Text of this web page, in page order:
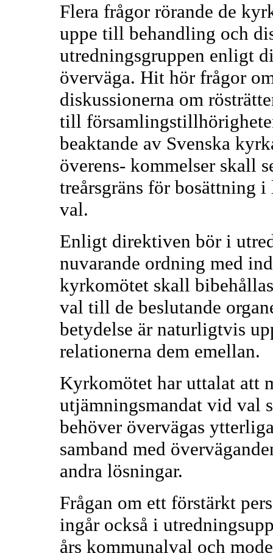
Flera frågor rörande de
uppe till behandling och
utredningsgruppen enligt
överväga. Hit hör frågor
diskussionerna om
till
beaktande av Svenska
överens- kommelser skall
treårsgräns för bosättning
val.
Enligt direktiven bör i
nuvarande ordning med
kyrkomötet skall
val till de beslutande
betydelse är naturligtvis
relationerna dem emellan.
Kyrkomötet har uttalat att
utjämningsmandat vid val
behöver övervägas
samband med
andra lösningar.
Frågan om ett förstärkt
ingår också i
års kommunalval och